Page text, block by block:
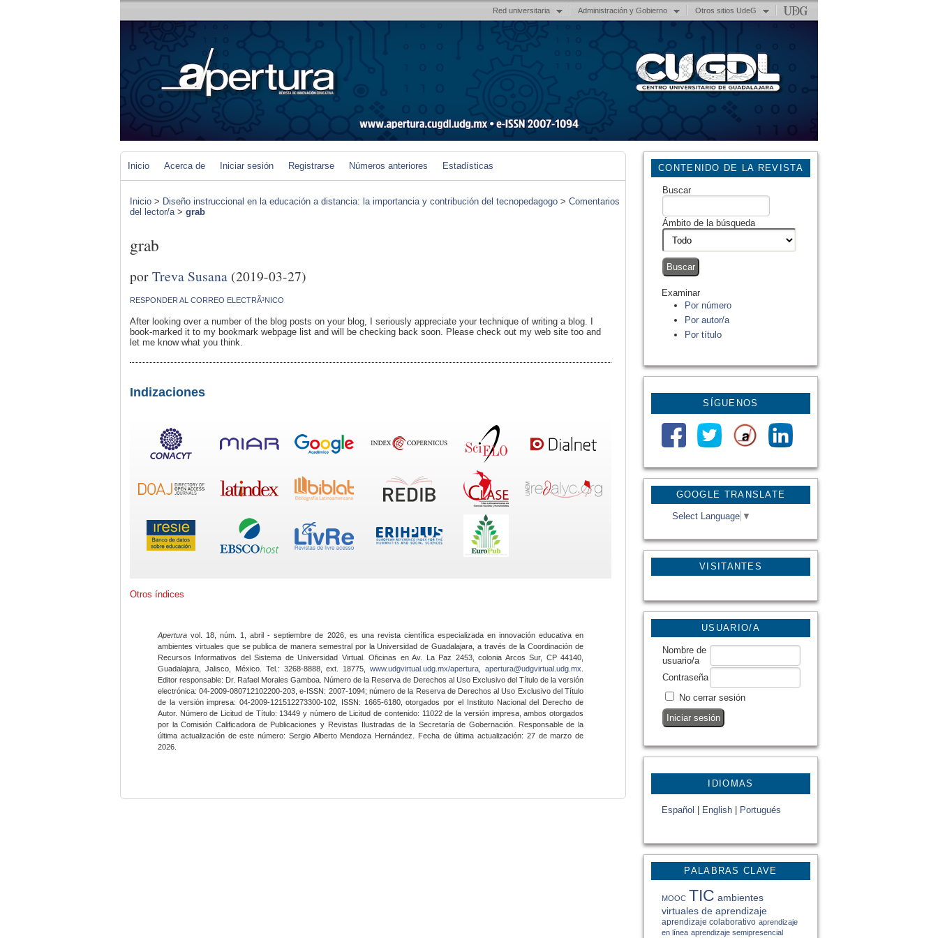
Red universitaria Administración y Gobierno Otros sitios UdeG
GOOGLE TRANSLATE
Select Language ▼
VISITANTES
CONTENIDO DE LA REVISTA
Buscar
Ámbito de la búsqueda
Examinar
Por número
Por autor/a
Por título
SÍGUENOS
USUARIO/A
Nombre de
usuario/a
Contraseña
No cerrar sesión
IDIOMAS
Español English Portugués
PALABRAS CLAVE
MOOC TIC ambientes
virtuales de aprendizaje
aprendizaje colaborativo aprendizaje
en línea aprendizaje semipresencial
Inicio Acerca de Iniciar sesión Registrarse Números anteriores Estadísticas
Inicio > Diseño instruccional en la educación a distancia: la importancia y contribución del tecnopedagogo > Comentarios
del lector/a> grab
grab
porTreva Susana (2019-03-27)
RESPONDER AL CORREO ELECTRÃ³NICO
After looking over a number of the blog posts on your blog, I seriously appreciate your technique of writing a blog. I
book-marked it to my bookmark webpage list and will be checking back soon. Please check out my web site too and
let me know what you think.
Indizaciones
Otros índices
Apertura vol. 18, núm. 1, abril - septiembre de 2026, es una revista científica especializada en innovación educativa en
ambientes virtuales que se publica de manera semestral por la Universidad de Guadalajara, a través de la Coordinación de
Recursos Informativos del Sistema de Universidad Virtual. Oficinas en Av. La Paz 2453, colonia Arcos Sur, CP 44140,
Guadalajara, Jalisco, México. Tel.: 3268-8888, ext. 18775,www.udgvirtual.udg.mx/apertura apertura@udgvirtual.udg.mx
Editor responsable: Dr. Rafael Morales Gamboa. Número de la Reserva de Derechos al Uso Exclusivo del Título de la versión
electrónica: 04-2009-080712102200-203, e-ISSN: 2007-1094; número de la Reserva de Derechos al Uso Exclusivo del Título
de la versión impresa: 04-2009-121512273300-102, ISSN: 1665-6180, otorgados por el Instituto Nacional del Derecho de
Autor. Número de Licitud de Título: 13449 y número de Licitud de contenido: 11022 de la versión impresa, ambos otorgados
por la Comisión Calificadora de Publicaciones y Revistas Ilustradas de la Secretaría de Gobernación. Responsable de la
última actualización de este número: Sergio Alberto Mendoza Hernández. Fecha de última actualización: 27 de marzo de
2026.